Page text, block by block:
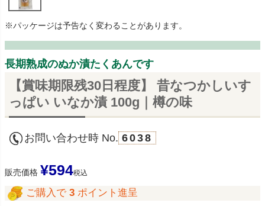
※パッケージは予告なく変わることがあります。
長期熟成のぬか漬たくあんです
【賞味期限残30日程度】 昔なつかしいす
っぱい いなか漬 100g｜樽の味
お問い合わせ時 No. 6038
販売価格 ¥594税込
ご購入で 3 ポイント進呈